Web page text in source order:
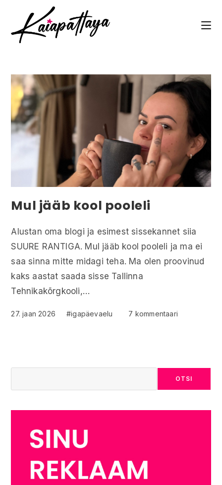
Mul jääb kool pooleli
Alustan oma blogi ja esimest sissekannet siia
SUURE RANTIGA. Mul jääb kool pooleli ja ma ei
saa sinna mitte midagi teha. Ma olen proovinud
kaks aastat saada sisse Tallinna
Tehnikakõrgkooli,…
27. jaan 2026 #igapäevaelu 7 kommentaari
OTSI